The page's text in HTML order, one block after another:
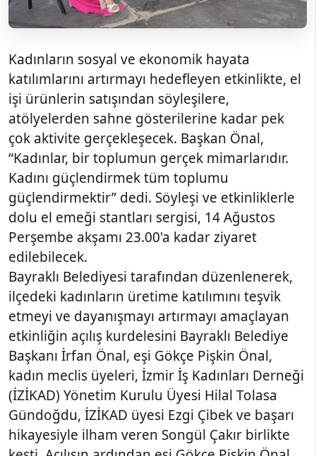
Kadınların sosyal ve ekonomik hayata
katılımlarını artırmayı hedefleyen etkinlikte, el
işi ürünlerin satışından söyleşilere,
atölyelerden sahne gösterilerine kadar pek
çok aktivite gerçekleşecek. Başkan Önal,
“Kadınlar, bir toplumun gerçek mimarlarıdır.
Kadını güçlendirmek tüm toplumu
güçlendirmektir” dedi. Söyleşi ve etkinliklerle
dolu el emeği stantları sergisi, 14 Ağustos
Perşembe akşamı 23.00'a kadar ziyaret
edilebilecek.
Bayraklı Belediyesi tarafından düzenlenerek,
ilçedeki kadınların üretime katılımını teşvik
etmeyi ve dayanışmayı artırmayı amaçlayan
etkinliğin açılış kurdelesini Bayraklı Belediye
Başkanı İrfan Önal, eşi Gökçe Pişkin Önal,
kadın meclis üyeleri, İzmir İş Kadınları Derneği
(İZİKAD) Yönetim Kurulu Üyesi Hilal Tolasa
Gündoğdu, İZİKAD üyesi Ezgi Çibek ve başarı
hikayesiyle ilham veren Songül Çakır birlikte